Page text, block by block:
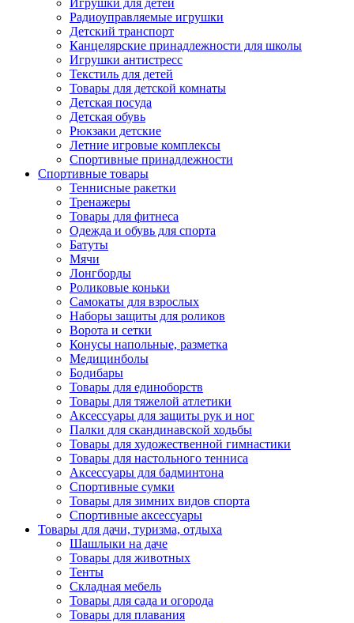
Игрушки для детей
Радиоуправляемые игрушки
Детский транспорт
Канцелярские принадлежности для школы
Игрушки антистресс
Текстиль для детей
Товары для детской комнаты
Детская посуда
Детская обувь
Рюкзаки детские
Летние игровые комплексы
Спортивные принадлежности
Спортивные товары
Теннисные ракетки
Тренажеры
Товары для фитнеса
Одежда и обувь для спорта
Батуты
Мячи
Лонгборды
Роликовые коньки
Самокаты для взрослых
Наборы защиты для роликов
Ворота и сетки
Конусы напольные, разметка
Медицинболы
Бодибары
Товары для единоборств
Товары для тяжелой атлетики
Аксессуары для защиты рук и ног
Палки для скандинавской ходьбы
Товары для художественной гимнастики
Товары для настольного тенниса
Аксессуары для бадминтона
Спортивные сумки
Товары для зимних видов спорта
Спортивные аксессуары
Товары для дачи, туризма, отдыха
Шашлыки на даче
Товары для животных
Тенты
Складная мебель
Товары для сада и огорода
Товары для плавания